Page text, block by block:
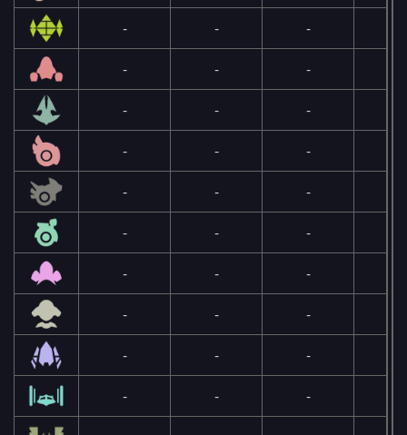
-
- -
-
- -
-
- -
-
- -
-
- -
-
- -
-
- -
-
- -
-
- -
-
- -